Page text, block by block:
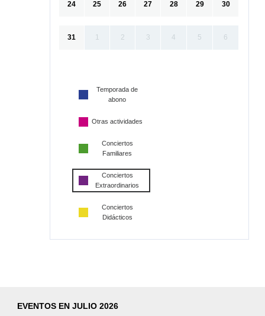
24 25 26 27 28 29 30
31 1 2 3 4 5 6
Temporada de
abono
Otras actividades
Conciertos
Familiares
Conciertos
Extraordinarios
Conciertos
Didácticos
EVENTOS EN JULIO 2026